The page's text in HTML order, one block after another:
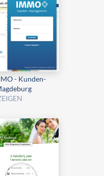
- Kunden-